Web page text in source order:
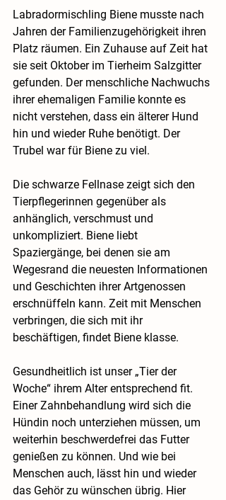
Labradormischling Biene musste nach
Jahren der Familienzugehörigkeit ihren
Platz räumen. Ein Zuhause auf Zeit hat
sie seit Oktober im Tierheim Salzgitter
gefunden. Der menschliche Nachwuchs
ihrer ehemaligen Familie konnte es
nicht verstehen, dass ein älterer Hund
hin und wieder Ruhe benötigt. Der
Trubel war für Biene zu viel.
Die schwarze Fellnase zeigt sich den
Tierpflegerinnen gegenüber als
anhänglich, verschmust und
unkompliziert. Biene liebt
Spaziergänge, bei denen sie am
Wegesrand die neuesten Informationen
und Geschichten ihrer Artgenossen
erschnüffeln kann. Zeit mit Menschen
verbringen, die sich mit ihr
beschäftigen, findet Biene klasse.
Gesundheitlich ist unser „Tier der
Woche“ ihrem Alter entsprechend fit.
Einer Zahnbehandlung wird sich die
Hündin noch unterziehen müssen, um
weiterhin beschwerdefrei das Futter
genießen zu können. Und wie bei
Menschen auch, lässt hin und wieder
das Gehör zu wünschen übrig. Hier